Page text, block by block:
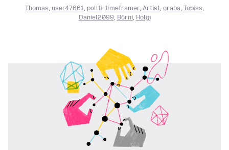
Thomas user47661 pollti timeframer, Artist graba Tobias
Daniel2099 Börni, Holgi